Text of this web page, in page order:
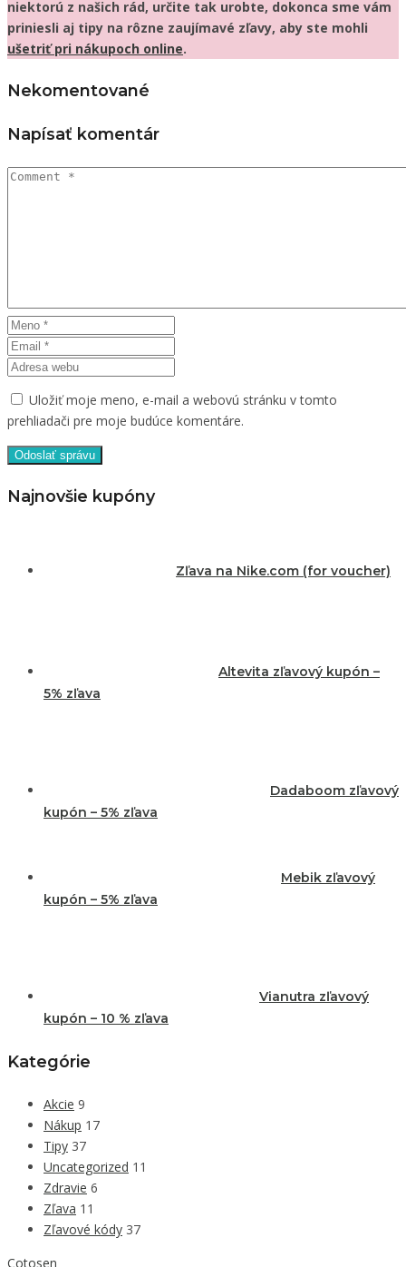
niektorú z našich rád, určite tak urobte, dokonca sme vám
priniesli aj tipy na rôzne zaujímavé zľavy, aby ste mohli
ušetriť pri nákupoch online.
Nekomentované
Napísať komentár
Uložiť moje meno, e-mail a webovú stránku v tomto
prehliadači pre moje budúce komentáre.
Najnovšie kupóny
Zľava na Nike.com (for voucher)
Altevita zľavový kupón –
5% zľava
Dadaboom zľavový
kupón – 5% zľava
Mebik zľavový
kupón – 5% zľava
Vianutra zľavový
kupón – 10 % zľava
Kategórie
Akcie 9
Nákup 17
Tipy 37
Uncategorized 11
Zdravie 6
Zľava 11
Zľavové kódy 37
Cotosen